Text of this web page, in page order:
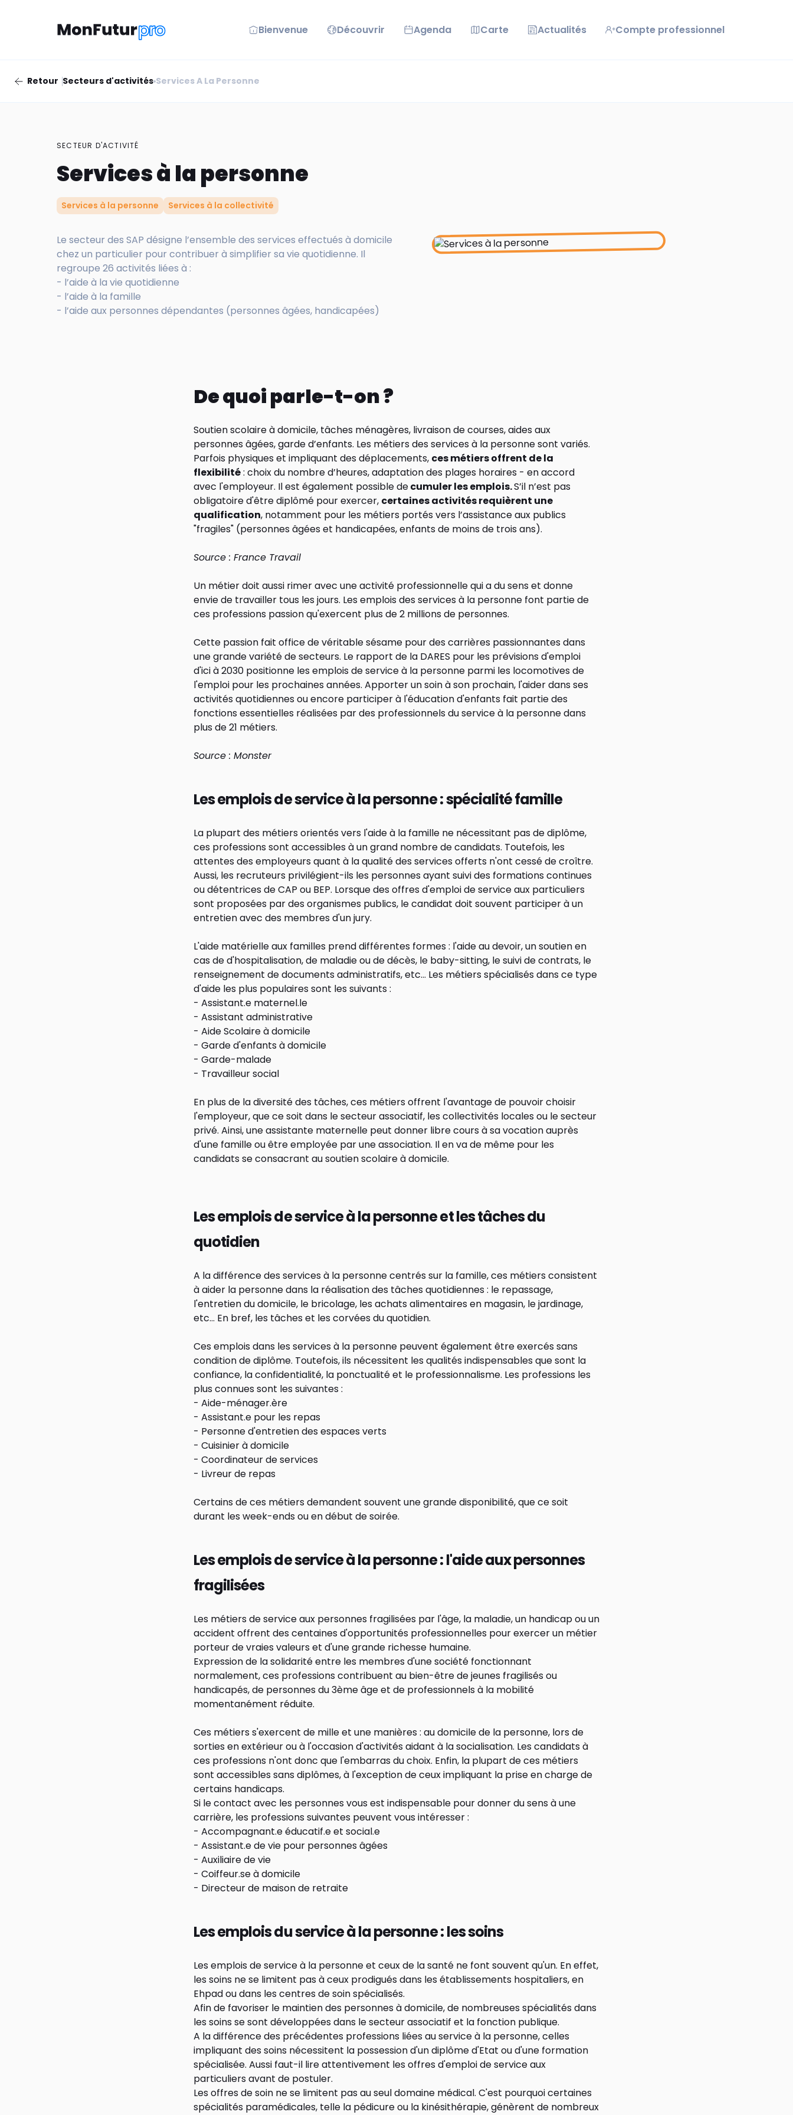
Bienvenue Découvrir Agenda Carte Actualités Compte professionnel
Retour Secteurs d'activités Services A La Personne
SECTEUR D'ACTIVITÉ
Services à la personne
Services à la personne Services à la collectivité
Le secteur des SAP désigne l’ensemble des services effectués à domicile
chez un particulier pour contribuer à simplifier sa vie quotidienne. Il
regroupe 26 activités liées à :
- l’aide à la vie quotidienne
- l’aide à la famille
- l’aide aux personnes dépendantes (personnes âgées, handicapées)
De quoi parle-t-on ?
Soutien scolaire à domicile, tâches ménagères, livraison de courses, aides aux
personnes âgées, garde d’enfants. Les métiers des services à la personne sont variés.
Parfois physiques et impliquant des déplacements, ces métiers offrent de la
flexibilité: choix du nombre d’heures, adaptation des plages horaires - en accord
avec l'employeur. Il est également possible decumuler les emplois.S’il n’est pas
obligatoire d'être diplômé pour exercer, certaines activités requièrent une
qualification, notamment pour les métiers portés vers l’assistance aux publics
"fragiles" (personnes âgées et handicapées, enfants de moins de trois ans).
Source : France Travail
Un métier doit aussi rimer avec une activité professionnelle qui a du sens et donne
envie de travailler tous les jours. Les emplois des services à la personne font partie de
ces professions passion qu'exercent plus de 2 millions de personnes.
Cette passion fait office de véritable sésame pour des carrières passionnantes dans
une grande variété de secteurs. Le rapport de la DARES pour les prévisions d'emploi
d'ici à 2030 positionne les emplois de service à la personne parmi les locomotives de
l'emploi pour les prochaines années. Apporter un soin à son prochain, l'aider dans ses
activités quotidiennes ou encore participer à l'éducation d'enfants fait partie des
fonctions essentielles réalisées par des professionnels du service à la personne dans
plus de 21 métiers.
Source : Monster
Les emplois de service à la personne : spécialité famille
La plupart des métiers orientés vers l'aide à la famille ne nécessitant pas de diplôme,
ces professions sont accessibles à un grand nombre de candidats. Toutefois, les
attentes des employeurs quant à la qualité des services offerts n'ont cessé de croître.
Aussi, les recruteurs privilégient-ils les personnes ayant suivi des formations continues
ou détentrices de CAP ou BEP. Lorsque des offres d'emploi de service aux particuliers
sont proposées par des organismes publics, le candidat doit souvent participer à un
entretien avec des membres d'un jury.
L'aide matérielle aux familles prend différentes formes : l'aide au devoir, un soutien en
cas de d'hospitalisation, de maladie ou de décès, le baby-sitting, le suivi de contrats, le
renseignement de documents administratifs, etc… Les métiers spécialisés dans ce type
d'aide les plus populaires sont les suivants :
- Assistant.e maternel.le
- Assistant administrative
- Aide Scolaire à domicile
- Garde d'enfants à domicile
- Garde-malade
- Travailleur social
En plus de la diversité des tâches, ces métiers offrent l'avantage de pouvoir choisir
l'employeur, que ce soit dans le secteur associatif, les collectivités locales ou le secteur
privé. Ainsi, une assistante maternelle peut donner libre cours à sa vocation auprès
d'une famille ou être employée par une association. Il en va de même pour les
candidats se consacrant au soutien scolaire à domicile.
Les emplois de service à la personne et les tâches du
quotidien
A la différence des services à la personne centrés sur la famille, ces métiers consistent
à aider la personne dans la réalisation des tâches quotidiennes : le repassage,
l'entretien du domicile, le bricolage, les achats alimentaires en magasin, le jardinage,
etc… En bref, les tâches et les corvées du quotidien.
Ces emplois dans les services à la personne peuvent également être exercés sans
condition de diplôme. Toutefois, ils nécessitent les qualités indispensables que sont la
confiance, la confidentialité, la ponctualité et le professionnalisme. Les professions les
plus connues sont les suivantes :
- Aide-ménager.ère
- Assistant.e pour les repas
- Personne d'entretien des espaces verts
- Cuisinier à domicile
- Coordinateur de services
- Livreur de repas
Certains de ces métiers demandent souvent une grande disponibilité, que ce soit
durant les week-ends ou en début de soirée.
Les emplois de service à la personne : l'aide aux personnes
fragilisées
Les métiers de service aux personnes fragilisées par l'âge, la maladie, un handicap ou un
accident offrent des centaines d'opportunités professionnelles pour exercer un métier
porteur de vraies valeurs et d'une grande richesse humaine.
Expression de la solidarité entre les membres d'une société fonctionnant
normalement, ces professions contribuent au bien-être de jeunes fragilisés ou
handicapés, de personnes du 3ème âge et de professionnels à la mobilité
momentanément réduite.
Ces métiers s'exercent de mille et une manières : au domicile de la personne, lors de
sorties en extérieur ou à l'occasion d'activités aidant à la socialisation. Les candidats à
ces professions n'ont donc que l'embarras du choix. Enfin, la plupart de ces métiers
sont accessibles sans diplômes, à l'exception de ceux impliquant la prise en charge de
certains handicaps.
Si le contact avec les personnes vous est indispensable pour donner du sens à une
carrière, les professions suivantes peuvent vous intéresser :
- Accompagnant.e éducatif.e et social.e
- Assistant.e de vie pour personnes âgées
- Auxiliaire de vie
- Coiffeur.se à domicile
- Directeur de maison de retraite
Les emplois du service à la personne : les soins
Les emplois de service à la personne et ceux de la santé ne font souvent qu'un. En effet,
les soins ne se limitent pas à ceux prodigués dans les établissements hospitaliers, en
Ehpad ou dans les centres de soin spécialisés.
Afin de favoriser le maintien des personnes à domicile, de nombreuses spécialités dans
les soins se sont développées dans le secteur associatif et la fonction publique.
A la différence des précédentes professions liées au service à la personne, celles
impliquant des soins nécessitent la possession d'un diplôme d'Etat ou d'une formation
spécialisée. Aussi faut-il lire attentivement les offres d'emploi de service aux
particuliers avant de postuler.
Les offres de soin ne se limitent pas au seul domaine médical. C'est pourquoi certaines
spécialités paramédicales, telle la pédicure ou la kinésithérapie, génèrent de nombreux